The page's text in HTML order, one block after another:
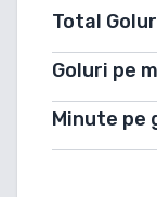
Total
Goluri pe
Minute pe